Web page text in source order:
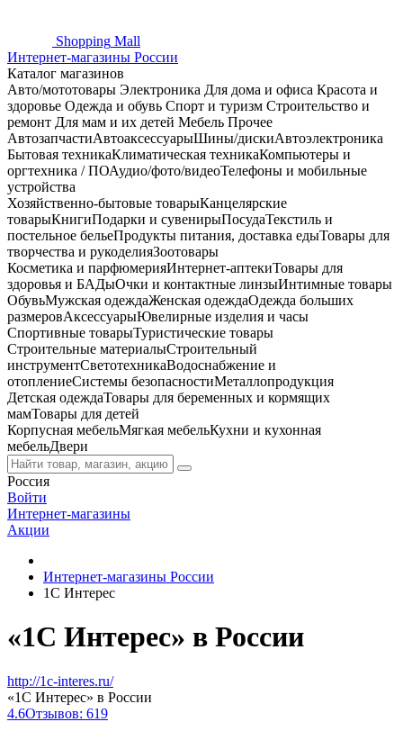
Shopping Mall
Интернет-магазины России
Каталог магазинов
Авто/мототовары Электроника Для дома и офиса Красота и
здоровье Одежда и обувь Спорт и туризм Строительство и
ремонт Для мам и их детей Мебель Прочее
АвтозапчастиАвтоаксессуарыШины/дискиАвтоэлектроника
Бытовая техникаКлиматическая техникаКомпьютеры и
оргтехника / ПОАудио/фото/видеоТелефоны и мобильные
устройства
Хозяйственно-бытовые товарыКанцелярские
товарыКнигиПодарки и сувенирыПосудаТекстиль и
постельное бельеПродукты питания, доставка едыТовары для
творчества и рукоделияЗоотовары
Косметика и парфюмерияИнтернет-аптекиТовары для
здоровья и БАДыОчки и контактные линзыИнтимные товары
ОбувьМужская одеждаЖенская одеждаОдежда больших
размеровАксессуарыЮвелирные изделия и часы
Спортивные товарыТуристические товары
Строительные материалыСтроительный
инструментСветотехникаВодоснабжение и
отоплениеСистемы безопасностиМеталлопродукция
Детская одеждаТовары для беременных и кормящих
мамТовары для детей
Корпусная мебельМягкая мебельКухни и кухонная
мебельДвери
Россия
Войти
Интернет-магазины
Акции
Интернет-магазины России
1С Интерес
«1С Интерес» в России
http://1c-interes.ru/
«1С Интерес» в России
4.6Отзывов: 619